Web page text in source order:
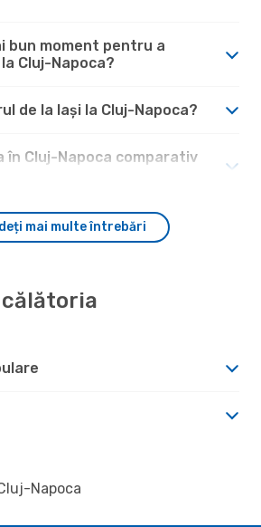
bun moment pentru a
Cluj-Napoca?
de la Iași la Cluj-Napoca?
în Cluj-Napoca comparativ
mai multe întrebări
Napoca